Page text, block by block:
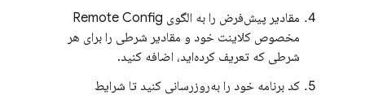
مقادیر پیش‌فرض را به الگوی Remote Config
مخصوص کلاینت خود و مقادیر شرطی را برای هر
شرطی که تعریف کرده‌اید، اضافه کنید.
کد برنامه خود را به‌روزرسانی کنید تا شرایط